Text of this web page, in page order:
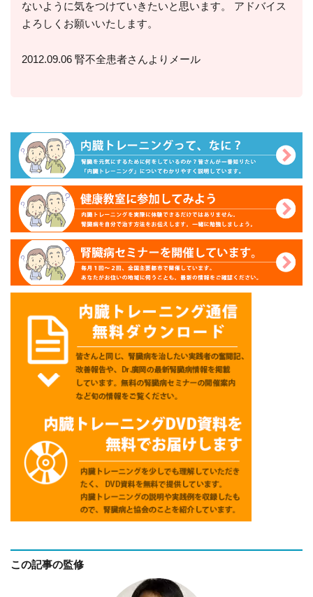
ないように気をつけていきたいと思います。 アドバイス
よろしくお願いいたします。
2012.09.06 腎不全患者さんよりメール
この記事の監修